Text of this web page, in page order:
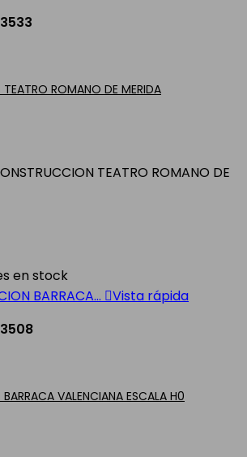
ROMANO DE MERIDA
TEATRO ROMANO DE
en stock
Vista rápida
VALENCIANA ESCALA H0